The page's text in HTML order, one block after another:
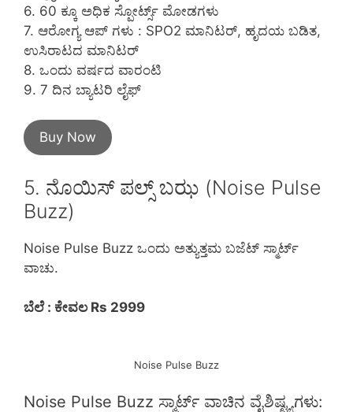
6. 60 ಕ್ಕೂ ಅಧಿಕ ಸ್ಪೋರ್ಟ್ಸ್ ಮೋಡಗಳು
7. ಆರೋಗ್ಯ ಆಪ್ ಗಳು : SPO2 ಮಾನಿಟರ್, ಹೃದಯ ಬಡಿತ,
ಉಸಿರಾಟದ ಮಾನಿಟರ್
8. ಒಂದು ವರ್ಷದ ವಾರಂಟಿ
9. 7 ದಿನ ಬ್ಯಾಟರಿ ಲೈಫ್
Buy Now
5. ನೊಯಿಸ್ ಪಲ್ಸ್ ಬಝ (Noise Pulse
Buzz)
Noise Pulse Buzz ಒಂದು ಅತ್ಯುತ್ತಮ ಬಜೆಟ್ ಸ್ಮಾರ್ಟ್
ವಾಚು.
ಬೆಲೆ : ಕೇವಲ Rs 2999
Noise Pulse Buzz
Noise Pulse Buzz ಸ್ಮಾರ್ಟ್ ವಾಚಿನ ವೈಶಿಷ್ಟ್ಯಗಳು: